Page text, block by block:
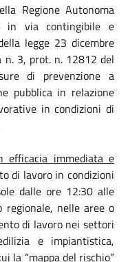
Regione Autonoma
in via contingibile e
legge 23 dicembre
n. 3, prot. n. 12812 del
di prevenzione a
pubblica in relazione
in condizioni di
efficacia immediata e
di lavoro in condizioni
dalle ore 12:30 alle
nelle aree o
di lavoro nei settori
e impiantistica,
la “mappa del rischio”